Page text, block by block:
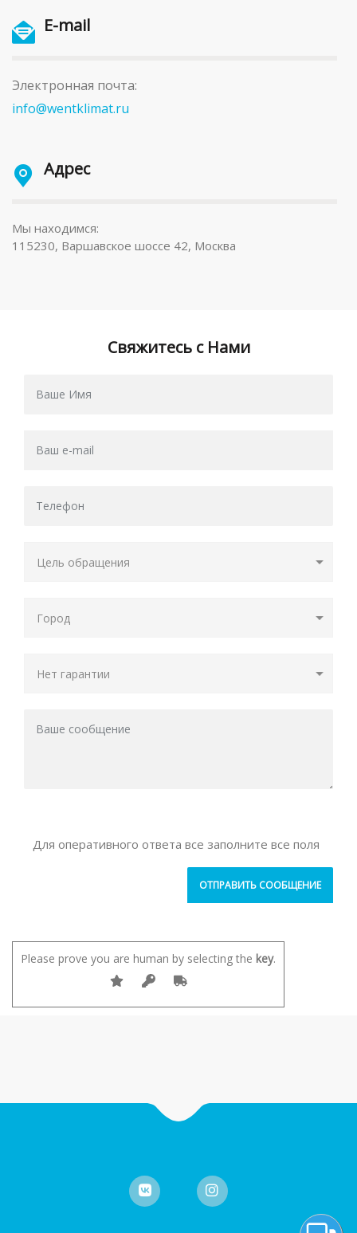
E-mail
Электронная почта:
info@wentklimat.ru
Адрес
Мы находимся:
115230, Варшавское шоссе 42, Москва
Свяжитесь с Нами
Для оперативного ответа все заполните все поля
Please prove you are human by selecting the key.